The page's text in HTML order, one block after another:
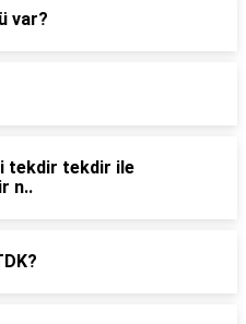
var?
tekdir tekdir ile
n..